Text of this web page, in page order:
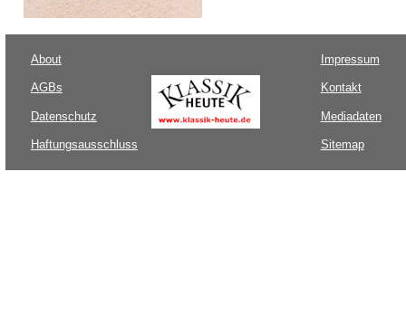
About
AGBs
Datenschutz
Haftungsausschluss
Impressum
Kontakt
Mediadaten
Sitemap